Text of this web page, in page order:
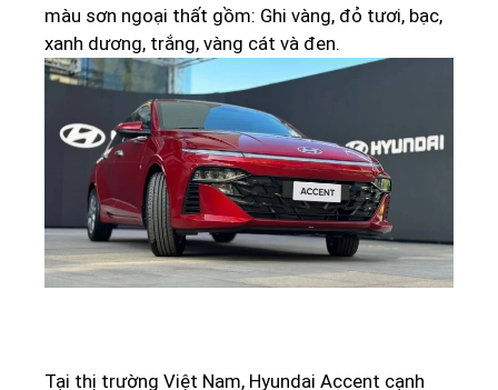
màu sơn ngoại thất gồm: Ghi vàng, đỏ tươi, bạc,
xanh dương, trắng, vàng cát và đen.
Tại thị trường Việt Nam, Hyundai Accent cạnh